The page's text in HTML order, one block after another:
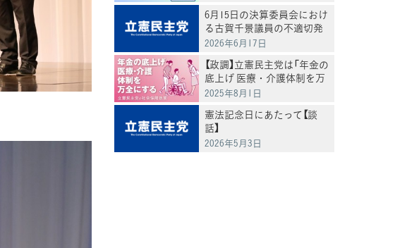
6月15日の決算委員会におけ
る古賀千景議員の不適切発
言と処分について
2026年6月17日
【政調】立憲民主党は「年金の
底上げ 医療・介護体制を万
全にする」
2025年8月1日
憲法記念日にあたって【談
話】
2026年5月3日